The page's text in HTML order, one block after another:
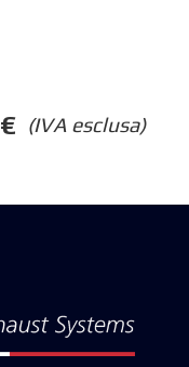
(IVA esclusa)
€